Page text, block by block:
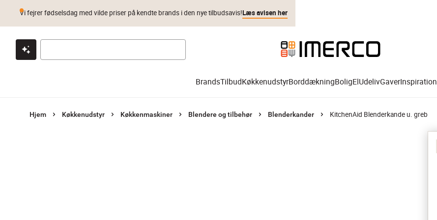
Klik & hent Byt i 1 år Prismatch
Vi fejrer fødselsdag med vilde priser på kendte brands i den nye tilbudsavis!Læs avisen her
BrandsTilbudKøkkenudstyrBorddækningBoligElUdelivGaverInspiration
Hjem Køkkenudstyr Køkkenmaskiner Blendere og tilbehør Blenderkander KitchenAid Blenderkande u. greb